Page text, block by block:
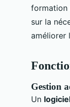
formation
sur la
améliorer
Gestion
Un